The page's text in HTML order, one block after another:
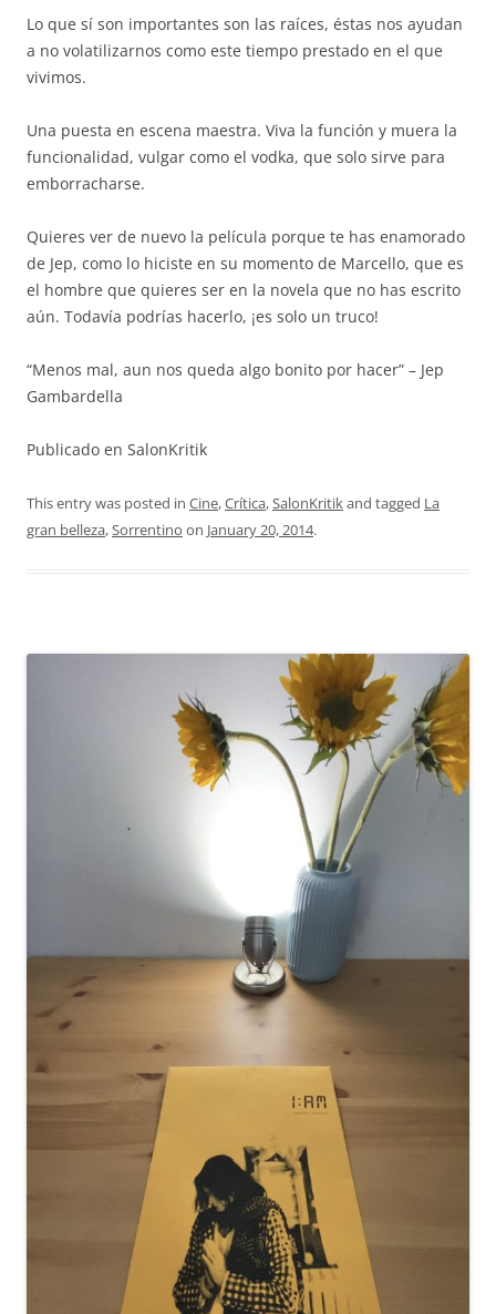
Lo que sí son importantes son las raíces, éstas nos ayudan
a no volatilizarnos como este tiempo prestado en el que
vivimos.
Una puesta en escena maestra. Viva la función y muera la
funcionalidad, vulgar como el vodka, que solo sirve para
emborracharse.
Quieres ver de nuevo la película porque te has enamorado
de Jep, como lo hiciste en su momento de Marcello, que es
el hombre que quieres ser en la novela que no has escrito
aún. Todavía podrías hacerlo, ¡es solo un truco!
“Menos mal, aun nos queda algo bonito por hacer” – Jep
Gambardella
Publicado en SalonKritik
This entry was posted in Cine,Crítica,SalonKritikand tagged La
gran belleza,Sorrentino on January 20, 2014.